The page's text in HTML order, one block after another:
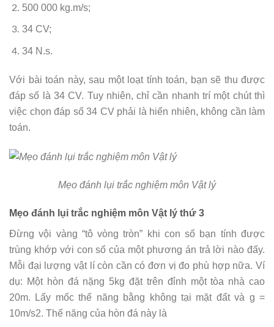
500 000 kg.m/s;
34 CV;
34 N.s.
Với bài toán này, sau một loạt tính toán, bạn sẽ thu được
đáp số là 34 CV. Tuy nhiên, chỉ cần nhanh trí một chút thì
việc chọn đáp số 34 CV phải là hiển nhiên, không cần làm
toán.
Mẹo đánh lụi trắc nghiệm môn Vật lý
Mẹo đánh lụi trắc nghiệm môn Vật lý thứ 3
Đừng vội vàng “tô vòng tròn” khi con số bạn tính được
trùng khớp với con số của một phương án trả lời nào đấy.
Mỗi đại lượng vật lí còn cần có đơn vị đo phù hợp nữa. Ví
dụ: Một hòn đá nặng 5kg đặt trên đỉnh một tòa nhà cao
20m. Lấy mốc thế năng bằng không tại mặt đất và g =
10m/s2. Thế năng của hòn đá này là